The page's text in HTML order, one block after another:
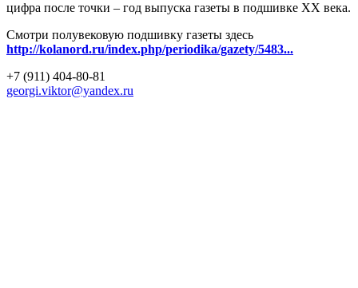
цифра после точки – год выпуска газеты в подшивке ХХ века.
Смотри полувековую подшивку газеты здесь
http://kolanord.ru/index.php/periodika/gazety/5483...
+7 (911) 404-80-81
georgi.viktor@yandex.ru